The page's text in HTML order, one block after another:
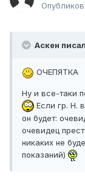
Аскен
ОЧЕПЯТКА
Ну и все-таки
Если гр. Н.
он будет:
очевидец
никаких не
показаний)